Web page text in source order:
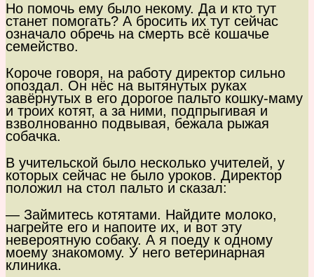
Но помочь ему было некому. Да и кто тут
станет помогать? А бросить их тут сейчас
означало обречь на смерть всё кошачье
семейство.
Короче говоря, на работу директор сильно
опоздал. Он нёс на вытянутых руках
завёрнутых в его дорогое пальто кошку-маму
и троих котят, а за ними, подпрыгивая и
взволнованно подвывая, бежала рыжая
собачка.
В учительской было несколько учителей, у
которых сейчас не было уроков. Директор
положил на стол пальто и сказал:
— Займитесь котятами. Найдите молоко,
нагрейте его и напоите их, и вот эту
невероятную собаку. А я поеду к одному
моему знакомому. У него ветеринарная
клиника.